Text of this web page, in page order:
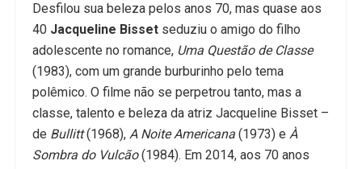
Desfilou sua beleza pelos anos 70, mas quase aos
40 Jacqueline Bisset seduziu o amigo do filho
adolescente no romance, Uma Questão de Classe
(1983), com um grande burburinho pelo tema
polêmico. O filme não se perpetrou tanto, mas a
classe, talento e beleza da atriz Jacqueline Bisset –
de Bullitt(1968), A Noite Americana (1973) e À
Sombra do Vulcão(1984). Em 2014, aos 70 anos